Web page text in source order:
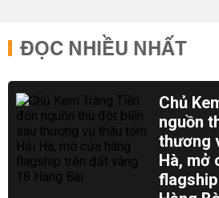
ĐỌC NHIỀU NHẤT
Chủ
nguồn
thương
Hà, mở